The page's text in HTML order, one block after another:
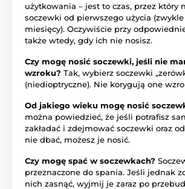
użytkowania – jest to czas, przez który
soczewki od pierwszego użycia (zwykle
miesięcy). Oczywiście przy
także wtedy, gdy ich nie nosisz.
Czy mogę nosić soczewki, jeśli nie
wzroku? Tak, wybierz soczewki
(niedioptryczne). Nie korygują one
Od jakiego wieku mogę nosić
można powiedzieć, że jeśli potrafisz
zakładać i zdejmować soczewki oraz
nie dbać, możesz je nosić.
Czy mogę spać w soczewkach?
przeznaczone do spania. Jeśli jednak
nich zasnąć, wyjmij je zaraz po